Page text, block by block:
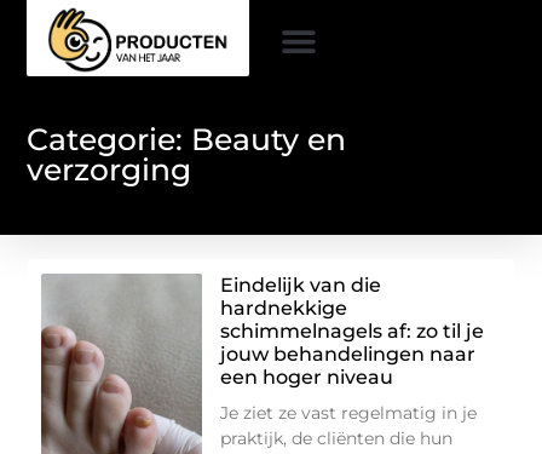
Categorie: Beauty en
verzorging
Eindelijk van die
hardnekkige
schimmelnagels af: zo til je
jouw behandelingen naar
een hoger niveau
Je ziet ze vast regelmatig in je
praktijk, de cliënten die hun